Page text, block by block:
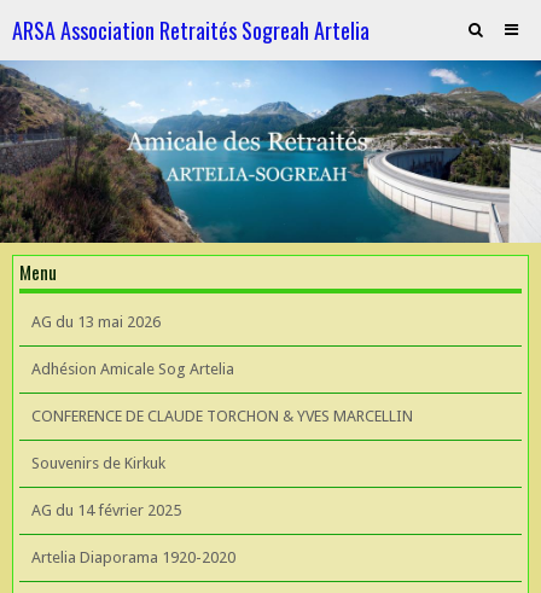
ARSA Association Retraités Sogreah Artelia
Invitation au repas le 21 novembre 2025
ARTELIA et l'Hydroélectricité
ARTELIA et l'Hydroélectricité
Souvenirs de KIrkuk
CONFERENCE DE CLAUDE TORCHON & YVES MARCELLIN A L'UIAD
AG 2026 du 13 mai
Menu
AG du 13 mai 2026
Adhésion Amicale Sog Artelia
CONFERENCE DE CLAUDE TORCHON & YVES MARCELLIN
Souvenirs de Kirkuk
AG du 14 février 2025
Artelia Diaporama 1920-2020